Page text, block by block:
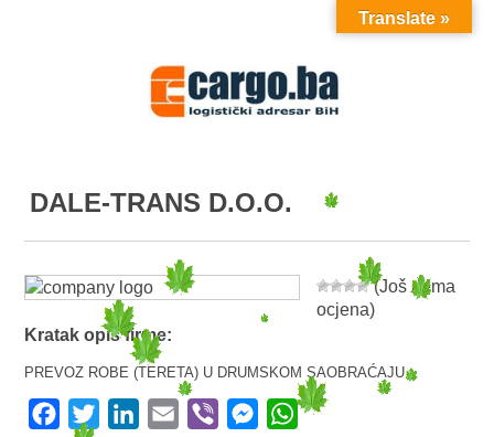
MENU
DALE-TRANS D.O.O.
(Još nema
ocjena)
Kratak opis firme:
PREVOZ ROBE (TERETA) U DRUMSKOM SAOBRAĆAJU
Facebook
Twitter LinkedIn
Email Viber MessengerWhatsApp
Translate »